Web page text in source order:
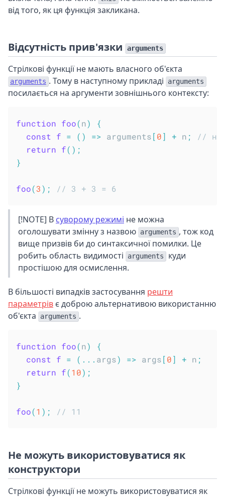
від того, як ця функція закликана.
Відсутність прив'язки arguments
Стрілкові функції не мають власного об'єкта
arguments . Тому в наступному прикладі arguments
посилається на аргументи зовнішнього контексту:
function foo(n)
{
const
f = ( ) => arguments[0] + n ;
//
return f( ) ;
}
foo(3) ; // 3 + 3 = 6
[!NOTE] В суворому режимі не можна
оголошувати змінну з назвою arguments , тож код
вище призвів би до синтаксичної помилки. Це
робить область видимості
arguments
куди
простішою для осмислення.
В більшості випадків застосування решти
параметрів є доброю альтернативою використанню
об'єкта
arguments .
function foo(n)
{
const
f = ( ... args) => args[0] + n ;
return f(10) ;
}
foo(1 ) ; // 11
Не можуть використовуватися як
конструктори
Стрілкові функції не можуть використовуватися як